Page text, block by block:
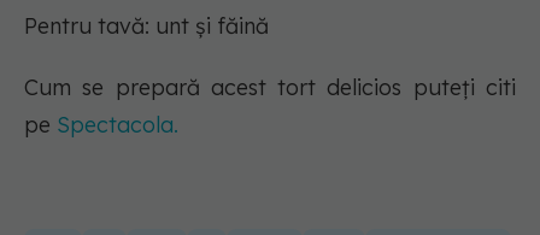
Pentru tavă: unt şi făină
Cum se prepară acest tort delicios puteți citi
pe Spectacola.